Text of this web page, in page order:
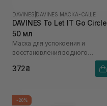
DAVINES DAVINES МАСКА-САШЕ
DAVINES To Let IT Go Circle
50 мл
Маска для успокоения и
восстановления водного
372₴
-20%